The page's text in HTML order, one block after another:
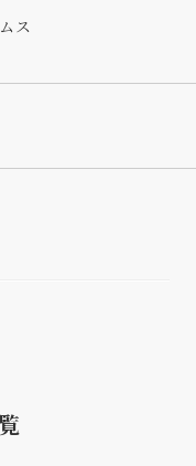
ス